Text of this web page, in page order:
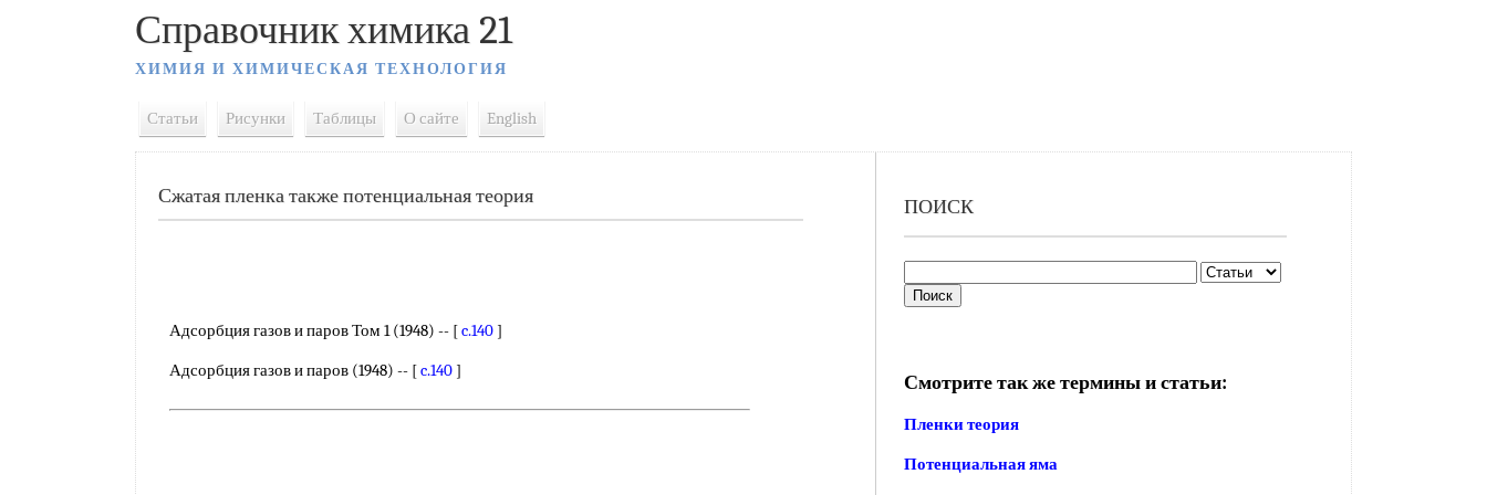
Справочник химика 21
ХИМИЯ И ХИМИЧЕСКАЯ ТЕХНОЛОГИЯ
Статьи Рисунки Таблицы О сайте English
Сжатая пленка также потенциальная теория
Адсорбция газов и паров Том 1 (1948) -- [c.140 ]
Адсорбция газов и паров (1948) -- [c.140 ]
ПОИСК
Смотрите так же термины и статьи:
Пленки теория
Потенциальная яма